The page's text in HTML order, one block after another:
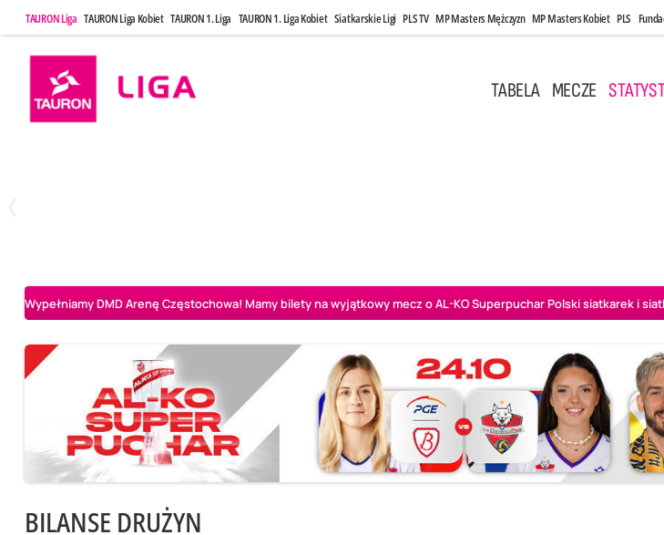
TAURON Liga TAURON Liga Kobiet TAURON 1. Liga TAURON 1. Liga Kobiet Siatkarskie Ligi PLS TV MP Masters Mężczyzn MP Masters Kobiet PLS
TABELA MECZE
Wypełniamy DMD Arenę Częstochowa! Mamy bilety na wyjątkowy mecz o AL-KO Superpuchar Polski siatkarek i
BILANSE DRUŻYN